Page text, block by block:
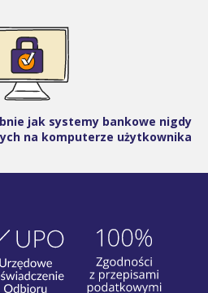
jak systemy bankowe nigdy
na komputerze użytkownika